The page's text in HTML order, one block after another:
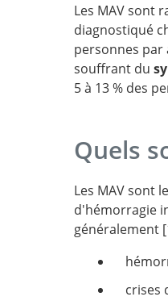
Les MAV sont
diagnostiqué
personnes par
souffrant du
5 à 13 % des
Quels
Les MAV sont
d'hémorragie
prognosis
in adults
généralement
Risk in
crises